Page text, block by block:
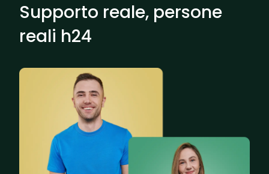
Supporto reale, persone
reali h24